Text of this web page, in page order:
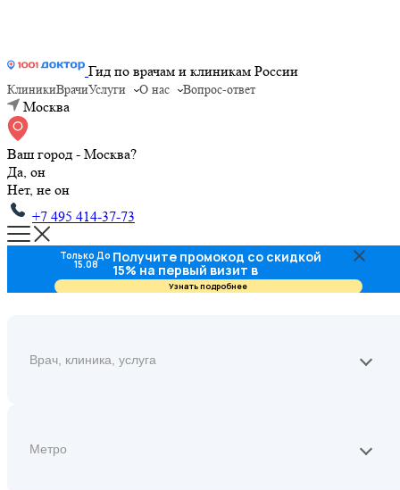
Гид по врачам и клиникам России
КлиникиВрачиУслуги О нас Вопрос-ответ
Москва
Ваш город - Москва?
Да, он
Нет, не он
+7 495 414-37-73
Только До
15.08 Получите промокод со скидкой
15% на первый визит в
стоматологию
Узнать подробнее